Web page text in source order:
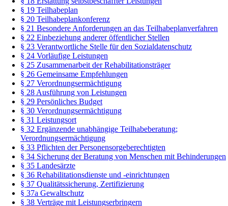
§ 19 Teilhabeplan
§ 20 Teilhabeplankonferenz
§ 21 Besondere Anforderungen an das Teilhabeplanverfahren
§ 22 Einbeziehung anderer öffentlicher Stellen
§ 23 Verantwortliche Stelle für den Sozialdatenschutz
§ 24 Vorläufige Leistungen
§ 25 Zusammenarbeit der Rehabilitationsträger
§ 26 Gemeinsame Empfehlungen
§ 27 Verordnungsermächtigung
§ 28 Ausführung von Leistungen
§ 29 Persönliches Budget
§ 30 Verordnungsermächtigung
§ 31 Leistungsort
§ 32 Ergänzende unabhängige Teilhabeberatung;
Verordnungsermächtigung
§ 33 Pflichten der Personensorgeberechtigten
§ 34 Sicherung der Beratung von Menschen mit Behinderungen
§ 35 Landesärzte
§ 36 Rehabilitationsdienste und -einrichtungen
§ 37 Qualitätssicherung, Zertifizierung
§ 37a Gewaltschutz
§ 38 Verträge mit Leistungserbringern